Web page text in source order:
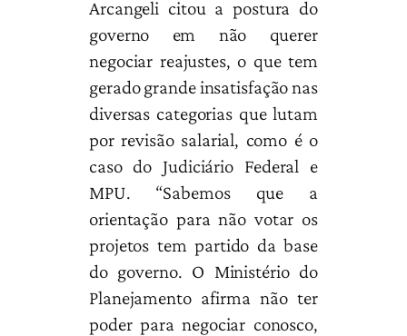
Arcangeli citou a postura do
governo em não querer
negociar reajustes, o que tem
gerado grande insatisfação nas
diversas categorias que lutam
por revisão salarial, como é o
caso do Judiciário Federal e
MPU. “Sabemos que a
orientação para não votar os
projetos tem partido da base
do governo. O Ministério do
Planejamento afirma não ter
poder para negociar conosco,